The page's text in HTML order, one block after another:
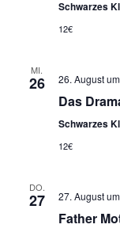
Schwarzes
12€
MI.
26 26. August
Das
Schwarzes
12€
DO.
27 27. August
Father